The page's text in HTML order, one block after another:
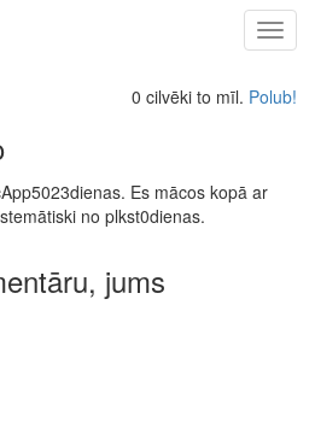
0 cilvēki to mīl. Polub!
Es mācos kopā ar
no plkst0dienas.
jums